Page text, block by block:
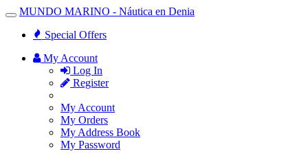
Toggle
Navigation
MUNDO MARINO - Náutica en Denia
Special Offers
My Account
Log In
Register
My Account
My Orders
My Address Book
My Password